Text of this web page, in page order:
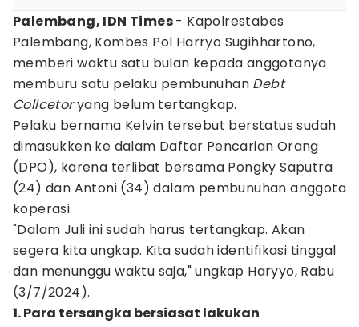
Palembang, IDN Times- Kapolrestabes
Palembang, Kombes Pol Harryo Sugihhartono,
memberi waktu satu bulan kepada anggotanya
memburu satu pelaku pembunuhan Debt
Collcetoryang belum tertangkap.
Pelaku bernama Kelvin tersebut berstatus sudah
dimasukken ke dalam Daftar Pencarian Orang
(DPO), karena terlibat bersama Pongky Saputra
(24) dan Antoni (34) dalam pembunuhan anggota
koperasi.
"Dalam Juli ini sudah harus tertangkap. Akan
segera kita ungkap. Kita sudah identifikasi tinggal
dan menunggu waktu saja," ungkap Haryyo, Rabu
(3/7/2024).
1. Para tersangka bersiasat lakukan